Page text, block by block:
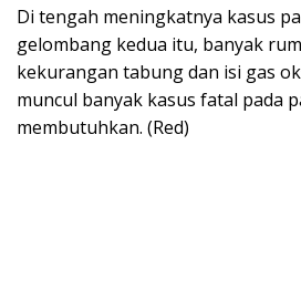
Di tengah meningkatnya kasus
gelombang kedua itu, banyak
kekurangan tabung dan isi gas
muncul banyak kasus fatal pada
membutuhkan. (Red)